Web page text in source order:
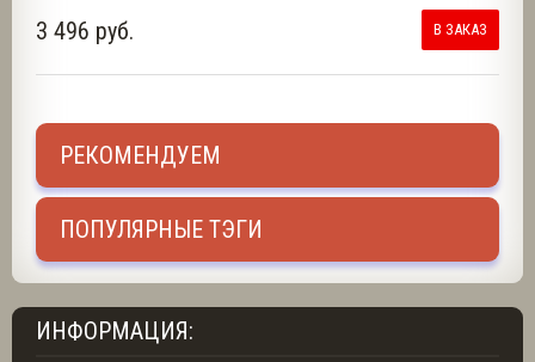
3 496 руб. В ЗАКАЗ
РЕКОМЕНДУЕМ
ПОПУЛЯРНЫЕ ТЭГИ
ИНФОРМАЦИЯ: